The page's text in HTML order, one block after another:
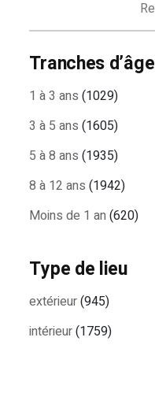
Tranches d’âge
1 à 3 ans (1029)
3 à 5 ans (1605)
5 à 8 ans (1935)
8 à 12 ans (1942)
Moins de 1 an (620)
Type de lieu
extérieur(945)
intérieur(1759)